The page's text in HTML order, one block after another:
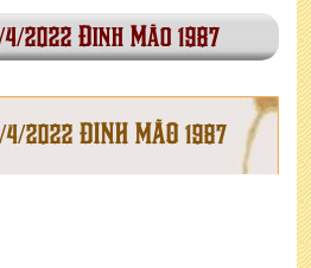
2022 Đinh Mão 1987
2022 ĐINH MÃO 1987